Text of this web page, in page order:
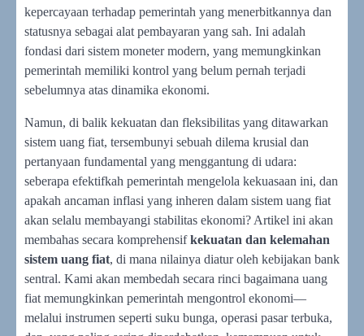
kepercayaan terhadap pemerintah yang menerbitkannya dan
statusnya sebagai alat pembayaran yang sah. Ini adalah
fondasi dari sistem moneter modern, yang memungkinkan
pemerintah memiliki kontrol yang belum pernah terjadi
sebelumnya atas dinamika ekonomi.
Namun, di balik kekuatan dan fleksibilitas yang ditawarkan
sistem uang fiat, tersembunyi sebuah dilema krusial dan
pertanyaan fundamental yang menggantung di udara:
seberapa efektifkah pemerintah mengelola kekuasaan ini, dan
apakah ancaman inflasi yang inheren dalam sistem uang fiat
akan selalu membayangi stabilitas ekonomi? Artikel ini akan
membahas secara komprehensifkekuatan dan kelemahan
sistem uang fiat, di mana nilainya diatur oleh kebijakan bank
sentral. Kami akan membedah secara rinci bagaimana uang
fiat memungkinkan pemerintah mengontrol ekonomi—
melalui instrumen seperti suku bunga, operasi pasar terbuka,